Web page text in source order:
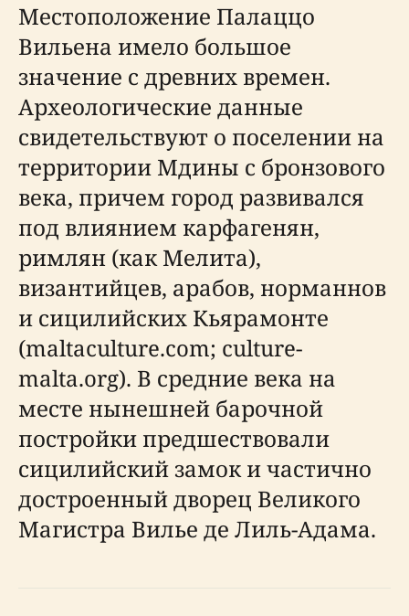
Местоположение Палаццо
Вильена имело большое
значение с древних времен.
Археологические данные
свидетельствуют о поселении на
территории Мдины с бронзового
века, причем город развивался
под влиянием карфагенян,
римлян (как Мелита),
византийцев, арабов, норманнов
и сицилийских Кьярамонте
(maltaculture.com; culture-
malta.org). В средние века на
месте нынешней барочной
постройки предшествовали
сицилийский замок и частично
достроенный дворец Великого
Магистра Вилье де Лиль-Адама.